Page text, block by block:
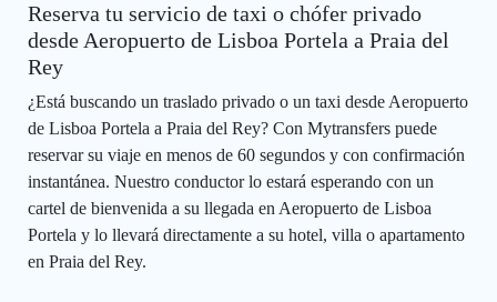
Reserva tu servicio de taxi o chófer privado
desde Aeropuerto de Lisboa Portela a Praia del
Rey
¿Está buscando un traslado privado o un taxi desde Aeropuerto
de Lisboa Portela a Praia del Rey? Con Mytransfers puede
reservar su viaje en menos de 60 segundos y con confirmación
instantánea. Nuestro conductor lo estará esperando con un
cartel de bienvenida a su llegada en Aeropuerto de Lisboa
Portela y lo llevará directamente a su hotel, villa o apartamento
en Praia del Rey.